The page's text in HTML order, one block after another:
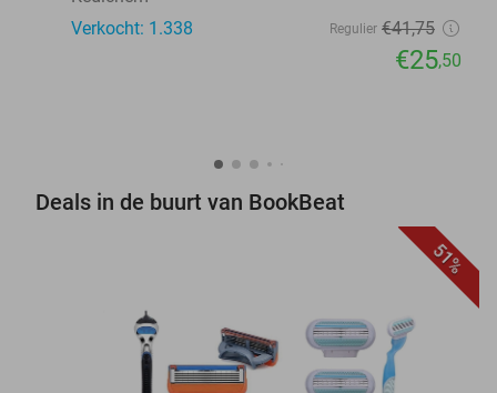
Verkocht: 1.338
Regulier €41,75
€25,50
Deals in de buurt van BookBeat
51%